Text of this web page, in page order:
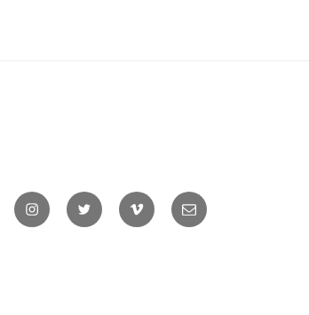
InstagramTwitter Vimeo Newsletter